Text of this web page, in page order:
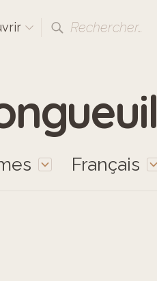
Rechercher…
Français